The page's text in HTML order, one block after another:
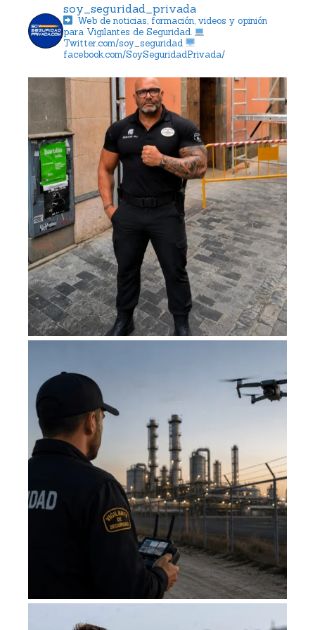
soy_seguridad_privada
Web de noticias, formación, videos y opinión
para Vigilantes de Seguridad.
Twitter.com/soy_seguridad
facebook.com/SoySeguridadPrivada/